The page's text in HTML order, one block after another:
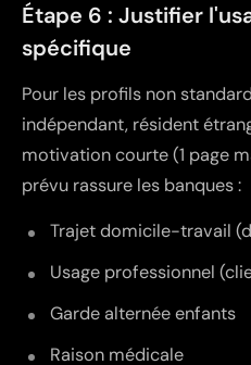
Étape 6 : Justifier
spécifique
Pour les profils non
indépendant, résident
motivation courte (1 page
prévu rassure les banques :
Trajet domicile-travail
Usage professionnel
Garde alternée enfants
Raison médicale